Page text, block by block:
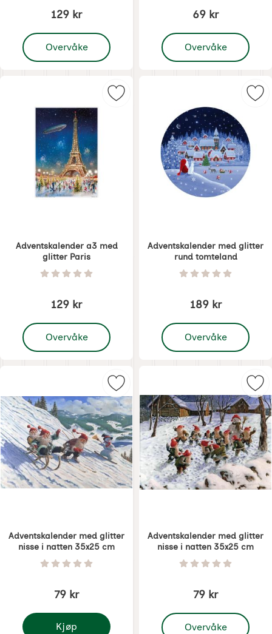
129 kr
Overvåke
, Adventskalender lampe vinterdyr
69 kr
Overvåke
, Adventskalender a4
Adventskalender a3 med
glitter Paris
Varenummer 8143Vurdering: 0 Stjerne av 5
129 kr
Overvåke
, Adventskalender a3 med glitter Paris
Merk adventskalender a3 med
Adventskalender med glitter
rund tomteland
Varenummer 8146Vurdering: 0
189 kr
Overvåke
, Adventskalender
Adventskalender med glitter
nisse i natten 35x25 cm
Varenummer 8567Vurdering: 0 Stjerne av 5
79 kr
Kjøp
Merk adventskalender med
Adventskalender med glitter
nisse i natten 35x25 cm
Varenummer 8568Vurdering: 0
79 kr
Overvåke
, Adventskalender